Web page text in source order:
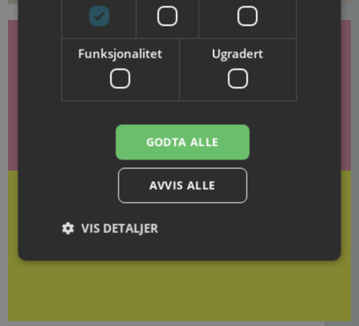
Gavekort
Funksjonalitet Ugradert
GODTA ALLE
AVVIS ALLE
VIS DETALJER